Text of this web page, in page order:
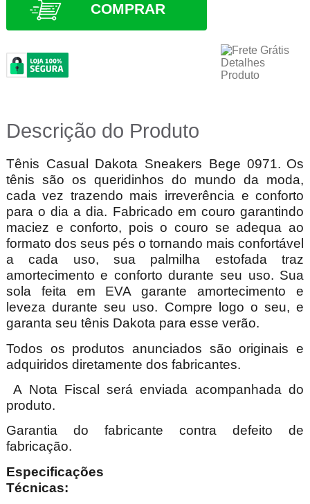
COMPRAR
Descrição do Produto
Tênis Casual Dakota Sneakers Bege 0971. Os
tênis são os queridinhos do mundo da moda,
cada vez trazendo mais irreverência e conforto
para o dia a dia. Fabricado em couro garantindo
maciez e conforto, pois o couro se adequa ao
formato dos seus pés o tornando mais confortável
a cada uso, sua palmilha estofada traz
amortecimento e conforto durante seu uso. Sua
sola feita em EVA garante amortecimento e
leveza durante seu uso. Compre logo o seu, e
garanta seu tênis Dakota para esse verão.
Todos os produtos anunciados são originais e
adquiridos diretamente dos fabricantes.
A Nota Fiscal será enviada acompanhada do
produto.
Garantia do fabricante contra defeito de
fabricação.
Especificações